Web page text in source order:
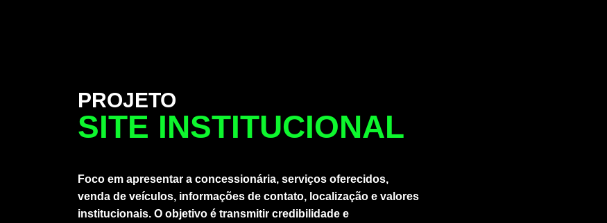
PROJETO
SITE INSTITUCIONAL
Foco em apresentar a concessionária, serviços oferecidos,
venda de veículos, informações de contato, localização e valores
institucionais. O objetivo é transmitir credibilidade e